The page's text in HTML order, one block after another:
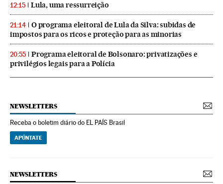
12:15 Lula, uma ressurreição
21:14
O programa eleitoral de Lula da Silva: subidas de
impostos para os ricos e proteção para as minorias
20:55
Programa eleitoral de Bolsonaro: privatizações e
privilégios legais para a Polícia
NEWSLETTERS
Receba o boletim diário do EL PAÍS Brasil
APÚNTATE
NEWSLETTERS